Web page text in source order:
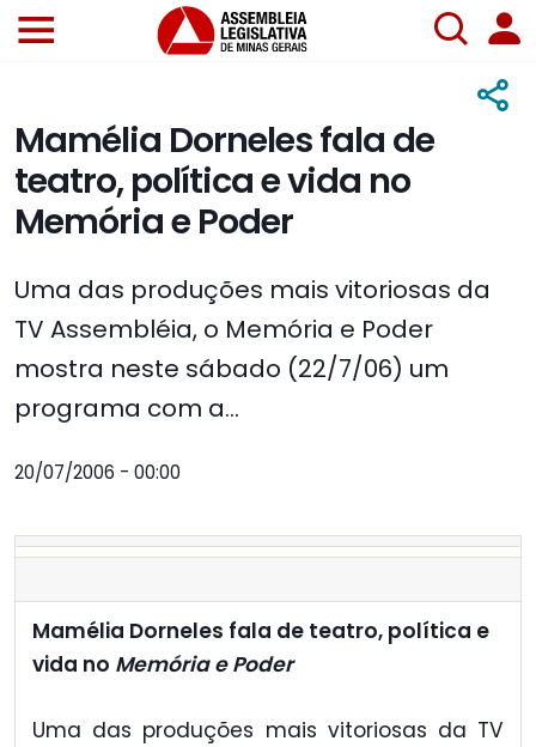
Mamélia Dorneles fala de
teatro, política e vida no
Memória e Poder
Uma das produções mais vitoriosas da
TV Assembléia, o Memória e Poder
mostra neste sábado (22/7/06) um
programa com a...
20/07/2006 - 00:00
Mamélia Dorneles fala de teatro, política e
vida no Memória e Poder
Uma das produções mais vitoriosas da TV